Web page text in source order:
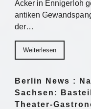
Acker in Ennigerloh
antiken
der…
Weiterlesen
Berlin News :
Sachsen:
Theater-